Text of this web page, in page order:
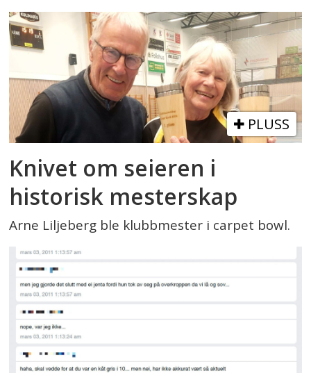
PLUSS
Knivet om seieren i
historisk mesterskap
Arne Liljeberg ble klubbmester i carpet bowl.